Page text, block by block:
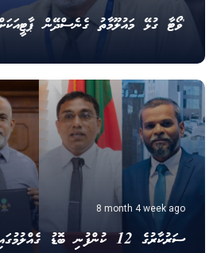
'ވޯޓާ ގުޅޭ މައުލޫމާތު ގެނެސްދޭން
8 month 4 week ago
ސަރުކާރުގެ 12 ކުންފުނި ބޮޑު ގެއްލުމުގައި